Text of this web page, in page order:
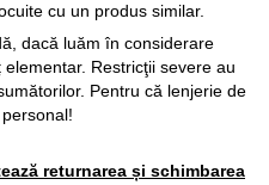
cu un produs similar.
dacă luăm în considerare
Restricţii severe au
Pentru că lenjerie de
returnarea și schimbarea